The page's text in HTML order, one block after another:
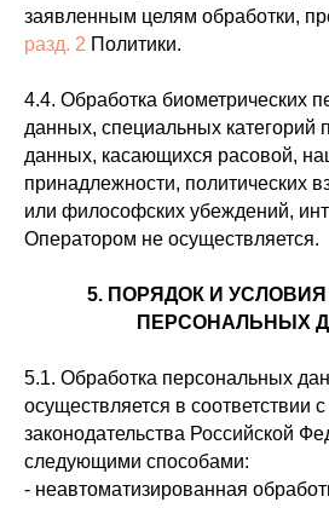
заявленным целям обработки,
разд. 2 Политики.
4.4. Обработка биометрических
данных, специальных категорий
данных, касающихся расовой,
принадлежности, политических
или философских убеждений,
Оператором не осуществляется.
5. ПОРЯДОК И
ПЕРСОНАЛЬНЫХ
5.1. Обработка персональных
осуществляется в соответствии
законодательства Российской
следующими способами:
- неавтоматизированная